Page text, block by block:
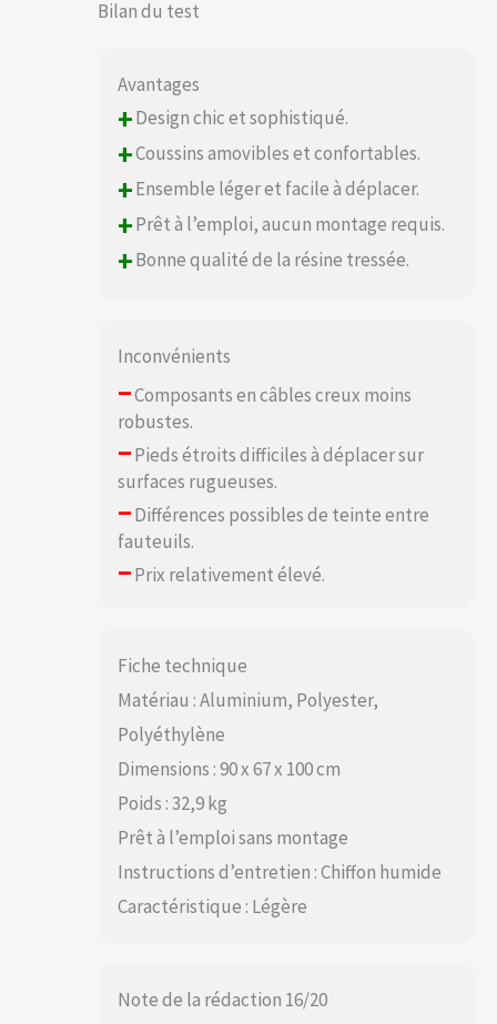
facilité, pour une
détente
CONFORT TOUT EN
ÉLÉGANCE:
détendez-vous sur
ce soit pour des
moments
de la table de jardin
tranquillité sur le
ce salon offre un
détente sous le
Bilan du test
Avantages
+Design chic et sophistiqué.
+Coussins amovibles et confortables.
+Ensemble léger et facile à déplacer.
+Prêt à l’emploi, aucun montage requis.
+Bonne qualité de la résine tressée.
Inconvénients
–Composants en câbles creux moins
robustes.
–Pieds étroits difficiles à déplacer sur
surfaces rugueuses.
–Différences possibles de teinte entre
fauteuils.
–Prix relativement élevé.
Fiche technique
Matériau : Aluminium, Polyester,
Polyéthylène
Dimensions : 90 x 67 x 100 cm
Poids : 32,9 kg
Prêt à l’emploi sans montage
Instructions d’entretien : Chiffon humide
Caractéristique : Légère
Note de la rédaction 16/20